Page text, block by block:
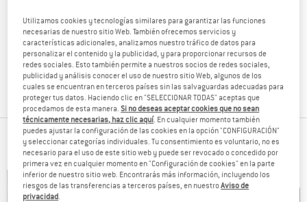
encontrarlas rápido, puedes recurrir a una de las siguientes
opciones:
» Vuelve a la página anteriory busca de nuevo empleando
menos filtros.
NUESTROS BESTSELLERS PARA TI
Utilizamos cookies y tecnologías similares para garantizar las funciones
necesarias de nuestro sitio Web. También ofrecemos servicios y
características adicionales, analizamos nuestro tráfico de datos para
personalizar el contenido y la publicidad, y para proporcionar recursos de
redes sociales. Esto también permite a nuestros socios de redes sociales,
publicidad y análisis conocer el uso de nuestro sitio Web, algunos de los
cuales se encuentran en terceros países sin las salvaguardas adecuadas para
proteger tus datos. Haciendo clic en "SELECCIONAR TODAS" aceptas que
procedamos de esta manera.Si no deseas aceptar cookies que no sean
técnicamente necesarias, haz clic aquí. En cualquier momento también
puedes ajustar la configuración de las cookies en la opción "CONFIGURACIÓN"
y seleccionar categorías individuales. Tu consentimiento es voluntario, no es
necesario para el uso de este sitio web y puede ser revocado o concedido por
primera vez en cualquier momento en "Configuración de cookies" en la parte
inferior de nuestro sitio web. Encontrarás más información, incluyendo los
riesgos de las transferencias a terceros países, en nuestroAviso de
privacidad